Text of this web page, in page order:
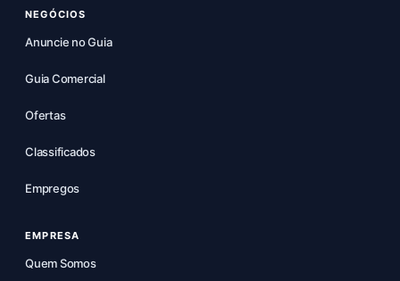
NEGÓCIOS
Anuncie no Guia
Guia Comercial
Ofertas
Classificados
Empregos
EMPRESA
Quem Somos